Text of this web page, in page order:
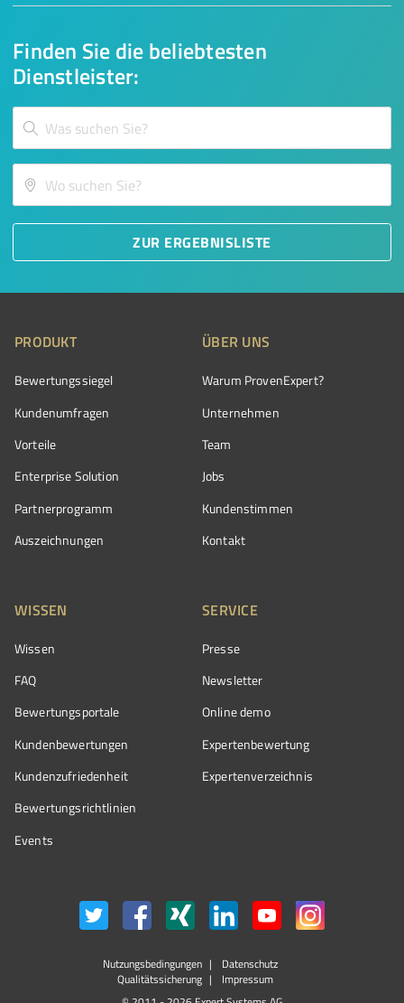
Finden Sie die beliebtesten
Dienstleister:
ZUR ERGEBNISLISTE
PRODUKT
Bewertungssiegel
Kundenumfragen
Vorteile
Enterprise Solution
Partnerprogramm
Auszeichnungen
ÜBER UNS
Warum ProvenExpert?
Unternehmen
Team
Jobs
Kundenstimmen
Kontakt
WISSEN
Wissen
FAQ
Bewertungsportale
Kundenbewertungen
Kundenzufriedenheit
Bewertungs­richtlinien
Events
SERVICE
Presse
Newsletter
Online demo
Expertenbewertung
Expertenverzeichnis
Nutzungsbedingungen
Datenschutz
Qualitätssicherung
Impressum